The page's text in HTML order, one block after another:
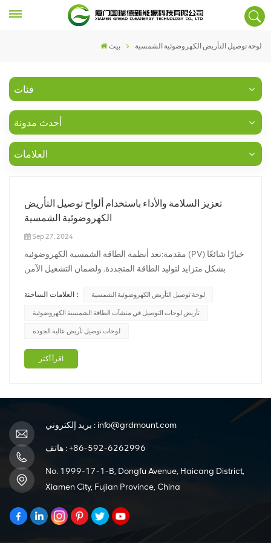
بيت لوحة توصيل التأريض الكهروضوئية الشمسية
فئات
أحدث مدونة
العلامات
تعزيز السلامة والأداء باستخدام ألواح توصيل التأريض
الكهروضوئية الشمسية
Sep 27, 2024
مقدمة:تعد أنظمة الطاقة الشمسية الكهروضوئية (PV) خيارًا شائعًا
بشكل متزايد لتوليد الطاقة المتجددة. ولضمان التشغيل الآمن
حاسمة. أحد هذه المكونات هو لوحة التأريض بالطاقة الشمسية
الكهروضوئية. في منشور المدونة هذا، سوف نستكشف أهمية
العلامات الساخنة : لوحة توصيل التأريض الكهروضوئية الشمسية
تأريض لوحات التوصيل في منشآت الطاقة الشمسية الكهروضوئية
لوحات توصيل تأريض عالية الجودة
اقرأ أكثر
بريد إلكتروني : info@grdmount.com
هاتف :+86-592-6262996
No. 1999-17-1-B, Dongfu Avenue, Haicang District,
Xiamen City, Fujian Province, China